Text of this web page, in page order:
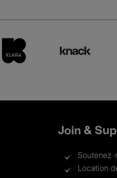
Join &
Soutenez-
Location